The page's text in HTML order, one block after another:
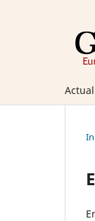
Actual